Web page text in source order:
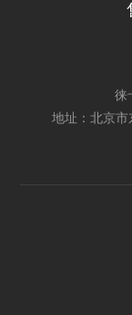
徕
地址：北京